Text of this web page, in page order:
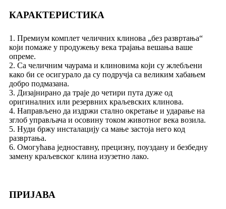
КАРАКТЕРИСТИКА
1. Премиум комплет челичних клинова „без развртања“
који помаже у продужењу века трајања вешања ваше
опреме.
2. Са челичним чаурама и клиновима који су жлебљени
како би се осигурало да су подручја са великим хабањем
добро подмазана.
3. Дизајнирано да траје до четири пута дуже од
оригиналних или резервних краљевских клинова.
4. Направљено да издржи стално окретање и ударање на
зглоб управљача и осовину током животног века возила.
5. Нуди бржу инсталацију са мање застоја него код
развртања.
6. Омогућава једноставну, прецизну, поуздану и безбедну
замену краљевског клина изузетно лако.
ПРИЈАВА